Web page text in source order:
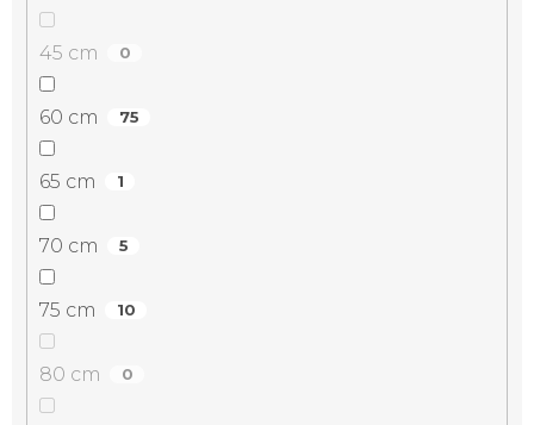
45 cm 0
60 cm 75
65 cm 1
70 cm 5
75 cm 10
80 cm 0